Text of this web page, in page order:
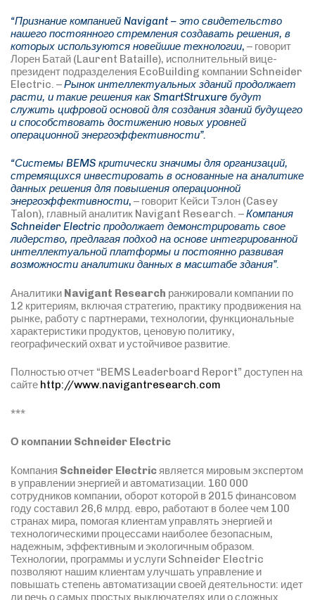
“Признание компанией Navigant – это свидетельство
нашего постоянного стремления создавать решения, в
которых используются новейшие технологии, – говорит
Лорен Батай (Laurent Bataille), исполнительный вице-
президент подразделения EcoBuilding компании Schneider
Electric. –Рынок интеллектуальных зданий продолжает
расти, и такие решения как SmartStruxure будут
служить цифровой основой для создания зданий будущего
и способствовать достижению новых уровней
операционной энергоэффективности”.
“Системы BEMS критически значимы для организаций,
стремящихся инвестировать в основанные на аналитике
данных решения для повышения операционной
энергоэффективности, – говорит Кейси Тэлон (Casey
Talon), главный аналитик Navigant Research. –Компания
Schneider Electric продолжает демонстрировать свое
лидерство, предлагая подход на основе интегрированной
интеллектуальной платформы и постоянно развивая
возможности аналитики данных в масштабе здания”.
Аналитики Navigant Research ранжировали компании по
12 критериям, включая стратегию, практику продвижения на
рынке, работу с партнерами, технологии, функциональные
характеристики продуктов, ценовую политику,
географический охват и устойчивое развитие.
Полностью отчет “BEMS Leaderboard Report” доступен на
сайте http://www.navigantresearch.com
***
О компании Schneider Electric
Компания Schneider Electricявляется мировым экспертом
в управлении энергией и автоматизации. 160 000
сотрудников компании, оборот которой в 2015 финансовом
году составил 26,6 млрд. евро, работают в более чем 100
странах мира, помогая клиентам управлять энергией и
технологическими процессами наиболее безопасным,
надежным, эффективным и экологичным образом.
Технологии, программы и услуги Schneider Electric
позволяют нашим клиентам улучшать управление и
повышать степень автоматизации своей деятельности: идет
ли речь о самых простых выключателях или о сложных